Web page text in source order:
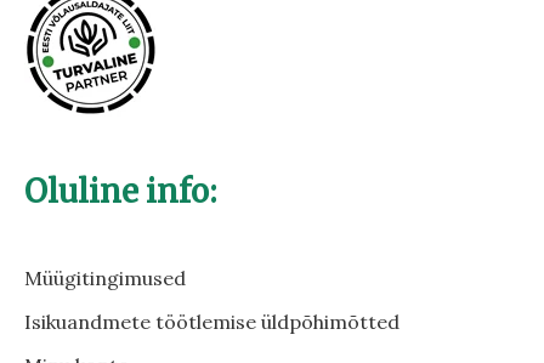
Oluline info:
Müügitingimused
Isikuandmete töötlemise üldpõhimõtted